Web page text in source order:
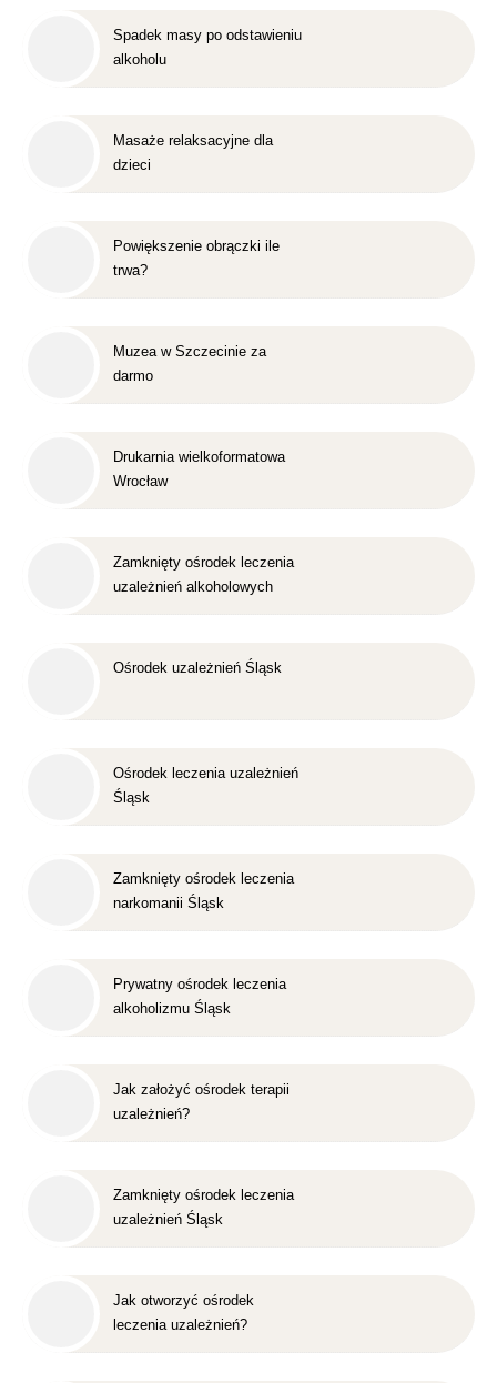
Spadek masy po odstawieniu
alkoholu
Masaże relaksacyjne dla
dzieci
Powiększenie obrączki ile
trwa?
Muzea w Szczecinie za
darmo
Drukarnia wielkoformatowa
Wrocław
Zamknięty ośrodek leczenia
uzależnień alkoholowych
Ośrodek uzależnień Śląsk
Ośrodek leczenia uzależnień
Śląsk
Zamknięty ośrodek leczenia
narkomanii Śląsk
Prywatny ośrodek leczenia
alkoholizmu Śląsk
Jak założyć ośrodek terapii
uzależnień?
Zamknięty ośrodek leczenia
uzależnień Śląsk
Jak otworzyć ośrodek
leczenia uzależnień?